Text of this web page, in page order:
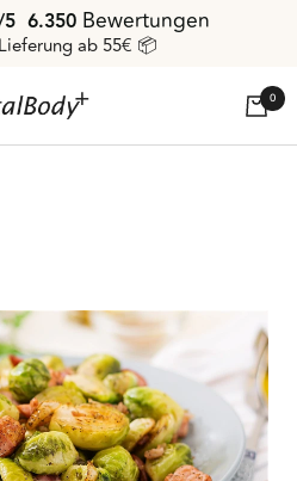
5 6.350 Bewertungen
ab 55€ 📦
0